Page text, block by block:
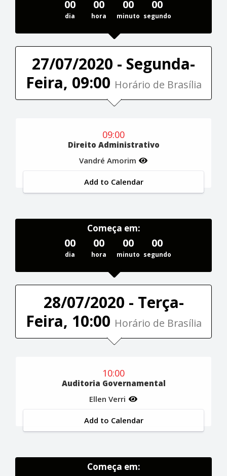
00
dia
00
hora
00
minuto
00
segundo
27/07/2020 - Segunda-
Feira, 09:00 Horário de Brasília
09:00
Direito Administrativo
Vandré Amorim
Add to Calendar
Começa em:
00
dia
00
hora
00
minuto
00
segundo
28/07/2020 - Terça-
Feira, 10:00 Horário de Brasília
10:00
Auditoria Governamental
Ellen Verri
Add to Calendar
Começa em: